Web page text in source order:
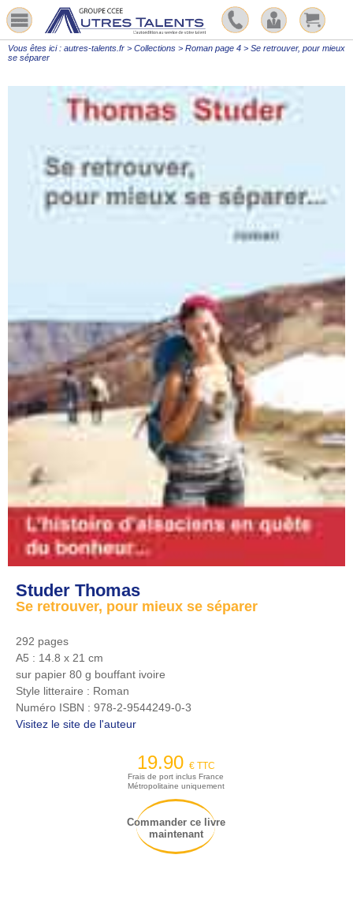
Vous êtes ici : autres-talents.fr > Collections > Roman page 4 > Se retrouver, pour mieux
se séparer
Studer Thomas
Se retrouver, pour mieux se séparer
292 pages
A5 : 14.8 x 21 cm
sur papier 80 g bouffant ivoire
Style litteraire : Roman
Numéro ISBN : 978-2-9544249-0-3
Visitez le site de l'auteur
19.90 € TTC
Frais de port inclus France
Métropolitaine uniquement
Commander ce livre
maintenant